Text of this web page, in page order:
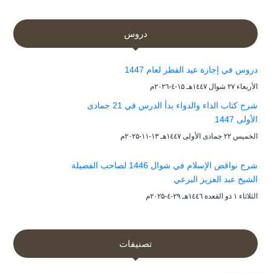
دروس
دروس في إجازة عيد الفطر لعام 1447
الأربعاء ۲۷ شوال ۱٤٤۷هـ ۱۵-٤-۲۰۲٦م
شرح كتاب الداء والدواء بدأ الدرس في 21 جمادى
الأولى 1447
الخميس ۲۲ جمادى الأولى ۱٤٤۷هـ ۱۳-۱۱-۲۰۲۵م
شرح نواقض الإسلام في شوال 1446 لصاحب الفضيلة
الشيخ عبد العزيز البرعي
الثلاثاء ۱ ذو القعدة ۱٤٤٦هـ ۲۹-٤-۲۰۲۵م
تصنيفات